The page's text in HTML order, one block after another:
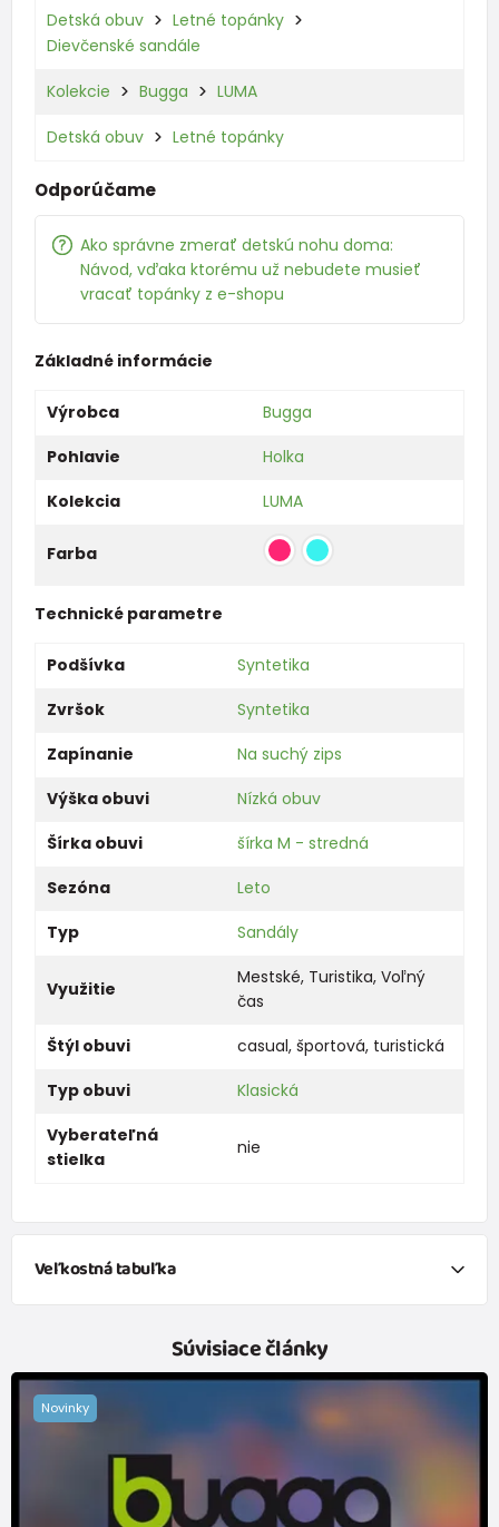
Detská obuv
Letné topánky
Dievčenské sandále
Kolekcie Bugga LUMA
Detská obuv Letné topánky
Odporúčame
Ako správne zmerať detskú nohu doma:
Návod, vďaka ktorému už nebudete musieť
vracať topánky z e-shopu
Základné informácie
Výrobca
Bugga
Pohlavie
Holka
Kolekcia
LUMA
Farba
Technické parametre
Podšívka
Syntetika
Zvršok
Syntetika
Zapínanie
Na suchý zips
Výška obuvi
Nízká obuv
Šírka obuvi
šírka M - stredná
Sezóna
Leto
Typ
Sandály
Využitie
Mestské, Turistika, Voľný
čas
Štýl obuvi
casual, športová, turistická
Typ obuvi
Klasická
Vyberateľná
stielka
nie
Veľkostná tabuľka
Délka
stélky
178
184
191
197
204
mm
210
217
Súvisiace články
Novinky